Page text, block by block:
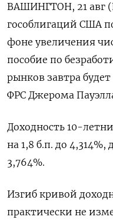
ВАШИНГТОН, 21 авг
гособлигаций США
фоне увеличения
пособие по
рынков завтра
ФРС Джерома
Доходность 10-
на 1,8 б.п. до 4,314%,
3,764%.
Изгиб кривой
практически не